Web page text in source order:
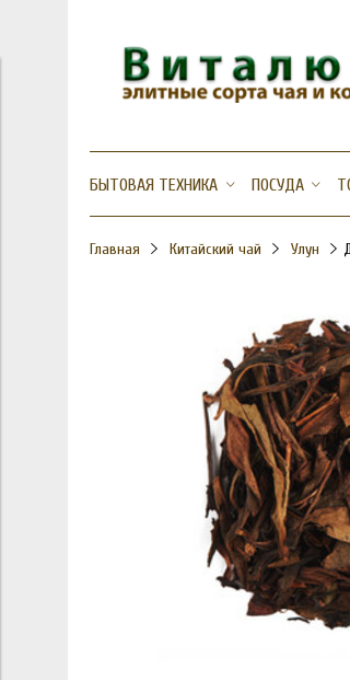
БЫТОВАЯ ТЕХНИКА ПОСУДА
Главная Китайский чай Улун